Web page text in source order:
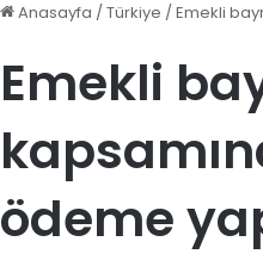
Anasayfa /Türkiye /Emekli
Emekli
ödeme